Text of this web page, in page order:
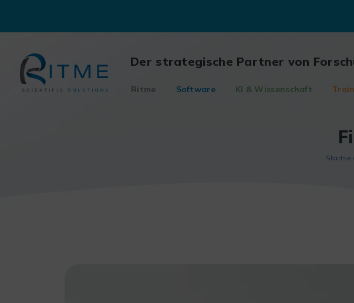
content
Der strategische Partner von
Ritme Software KI & Wissenschaft